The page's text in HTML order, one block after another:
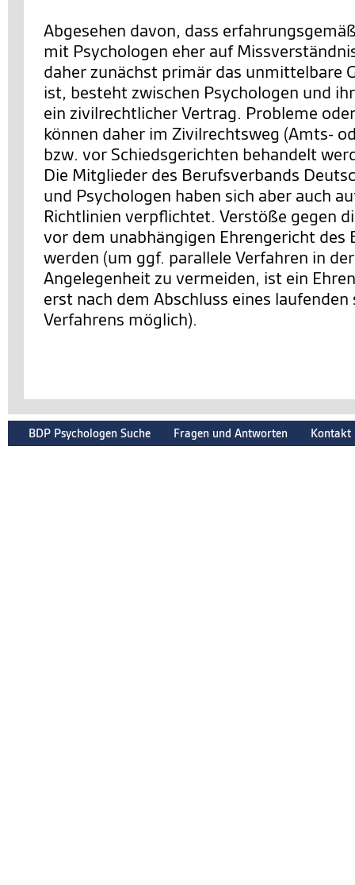
Abgesehen davon, dass
mit Psychologen eher auf
daher zunächst primär das unmittelbare
ist, besteht zwischen Psychologen und
ein zivilrechtlicher Vertrag. Probleme
können daher im Zivilrechtsweg (Amts-
bzw. vor Schiedsgerichten behandelt
Die Mitglieder des Berufsverbands
und Psychologen haben sich aber auch
Richtlinien verpflichtet. Verstöße gegen
vor dem unabhängigen Ehrengericht des
werden (um ggf. parallele Verfahren in
Angelegenheit zu vermeiden, ist ein
erst nach dem Abschluss eines
Verfahrens möglich).
BDP Psychologen Suche Fragen und Antworten Kontakt